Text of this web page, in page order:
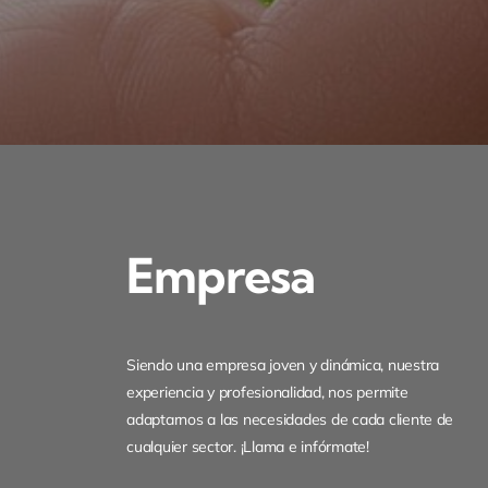
Empresa
Siendo una empresa joven y dinámica, nuestra
experiencia y profesionalidad, nos permite
adaptarnos a las necesidades de cada cliente de
cualquier sector. ¡Llama e infórmate!